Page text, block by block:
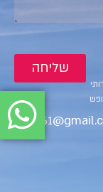
שליחה